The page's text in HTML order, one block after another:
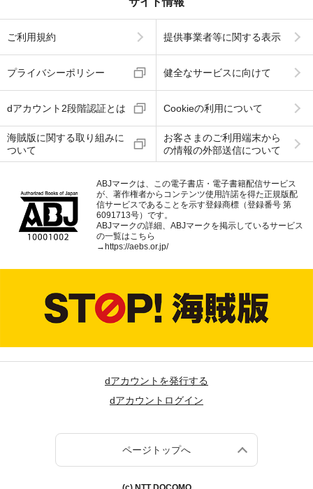
ご利用規約 提供事業者等に関する表示
プライバシーポリシー 健全なサービスに向けて
dアカウント2段階認証とは Cookieの利用について
海賊版に関する取り組みに
ついて
お客さまのご利用端末から
の情報の外部送信について
ABJマークは、この電子書店・電子書籍配信サービス
が、著作権者からコンテンツ使用許諾を得た正規版配
信サービスであることを示す登録商標（登録番号 第
6091713号）です。
ABJマークの詳細、ABJマークを掲示しているサービス
の一覧はこちら
→ https://aebs.or.jp/
dアカウントを発行する
dアカウントログイン
ページトップへ